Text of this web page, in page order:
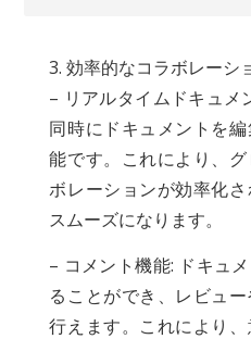
3. 効率的なコラボレーシ
– リアルタイムドキュメ
同時にドキュメントを
能です。これにより、
ボレーションが効率化
スムーズになります。
– コメント機能: ドキュ
ることができ、レビュ
行えます。これにより